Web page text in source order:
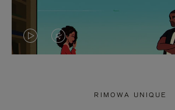
LA LE
RIMOWA UNIQUE